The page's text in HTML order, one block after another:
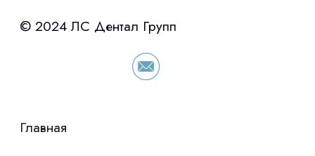
«Уралпромлизинг» подберем выгодные
условия по лизингу оборудования,
просто оставьте контакты чтобы мы
сориентировали по условиям